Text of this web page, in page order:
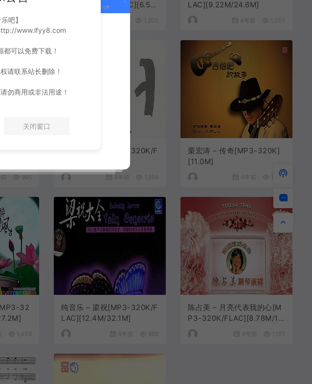
1,736
女[MP3-320K/FLAC][6.50
1,202
LAC][9.22M/24.6M]
4年前 1,001
995
林海 – 琵琶语[MP3-320K/F
4年前 1,558
栗宏涛 – 传奇[MP3-320K]
[11.0M]
4年前 1,296
32
1,409
纯音乐 – 梁祝[MP3-320K/F
LAC][12.4M/32.1M]
4年前 888
陈占美 – 月亮代表我的心[M
P3-320K/FLAC][8.78M/18.
6M]
4年前 1,101
吧】
www.lfyy8.com
可以免费下载！
请联系站长删除！
勿商用或非法用途！
关闭窗口